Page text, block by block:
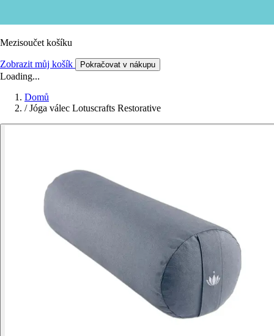
Mezisoučet košíku
Zobrazit můj košík Pokračovat v nákupu
Loading...
Domů
/ Jóga válec Lotuscrafts Restorative